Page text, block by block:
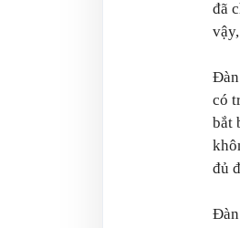
đã
có
bắt
đủ